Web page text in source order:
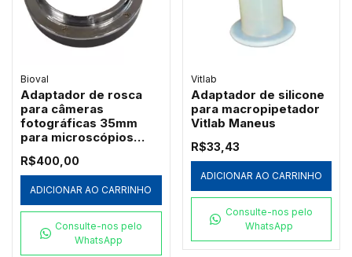
Bioval
Adaptador de rosca
para câmeras
fotográficas 35mm
para microscópios
35MM)
R$400,00
ADICIONAR AO CARRINHO
Consulte-nos pelo
WhatsApp
Vitlab
Adaptador de silicone
para macropipetador
Vitlab Maneus
R$33,43
ADICIONAR AO CARRINHO
Consulte-nos pelo
WhatsApp